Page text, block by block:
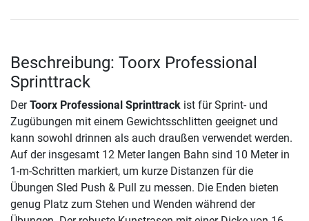
Beschreibung: Toorx Professional
Sprinttrack
DerToorx Professional Sprinttrack ist für Sprint- und
Zugübungen mit einem Gewichtsschlitten geeignet und
kann sowohl drinnen als auch draußen verwendet werden.
Auf der insgesamt 12 Meter langen Bahn sind 10 Meter in
1-m-Schritten markiert, um kurze Distanzen für die
Übungen Sled Push & Pull zu messen. Die Enden bieten
genug Platz zum Stehen und Wenden während der